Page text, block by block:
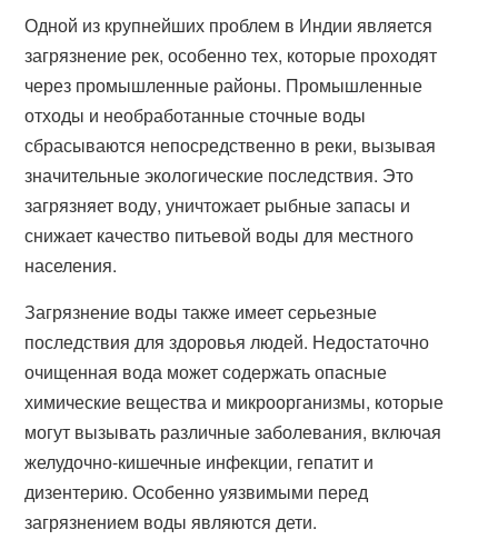
Одной из крупнейших проблем в Индии является
загрязнение рек, особенно тех, которые проходят
через промышленные районы. Промышленные
отходы и необработанные сточные воды
сбрасываются непосредственно в реки, вызывая
значительные экологические последствия. Это
загрязняет воду, уничтожает рыбные запасы и
снижает качество питьевой воды для местного
населения.
Загрязнение воды также имеет серьезные
последствия для здоровья людей. Недостаточно
очищенная вода может содержать опасные
химические вещества и микроорганизмы, которые
могут вызывать различные заболевания, включая
желудочно-кишечные инфекции, гепатит и
дизентерию. Особенно уязвимыми перед
загрязнением воды являются дети.